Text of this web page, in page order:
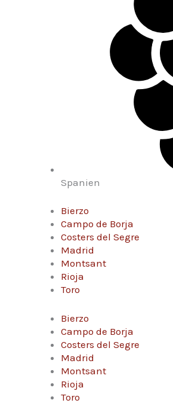
Spanien
Bierzo
Campo de Borja
Costers del Segre
Madrid
Montsant
Rioja
Toro
Bierzo
Campo de Borja
Costers del Segre
Madrid
Montsant
Rioja
Toro